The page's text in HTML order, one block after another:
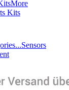
More
Kits
Sensors